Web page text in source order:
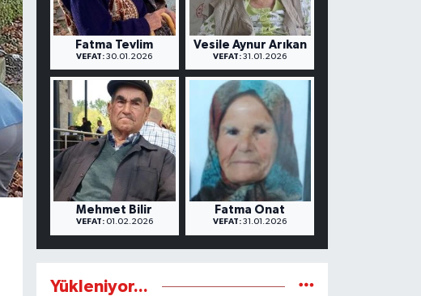
Fatma Tevlim
VEFAT: 30.01.2026
Vesile Aynur Arıkan
VEFAT: 31.01.2026
Mehmet Bilir
VEFAT:01.02.2026
Fatma Onat
VEFAT: 31.01.2026
Yükleniyor...